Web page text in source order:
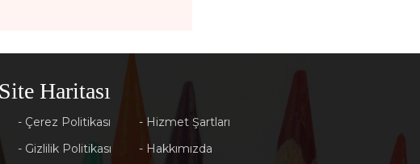
Site Haritası
- Çerez Politikası
- Gizlilik Politikası
- Hizmet Şartları
- Hakkımızda